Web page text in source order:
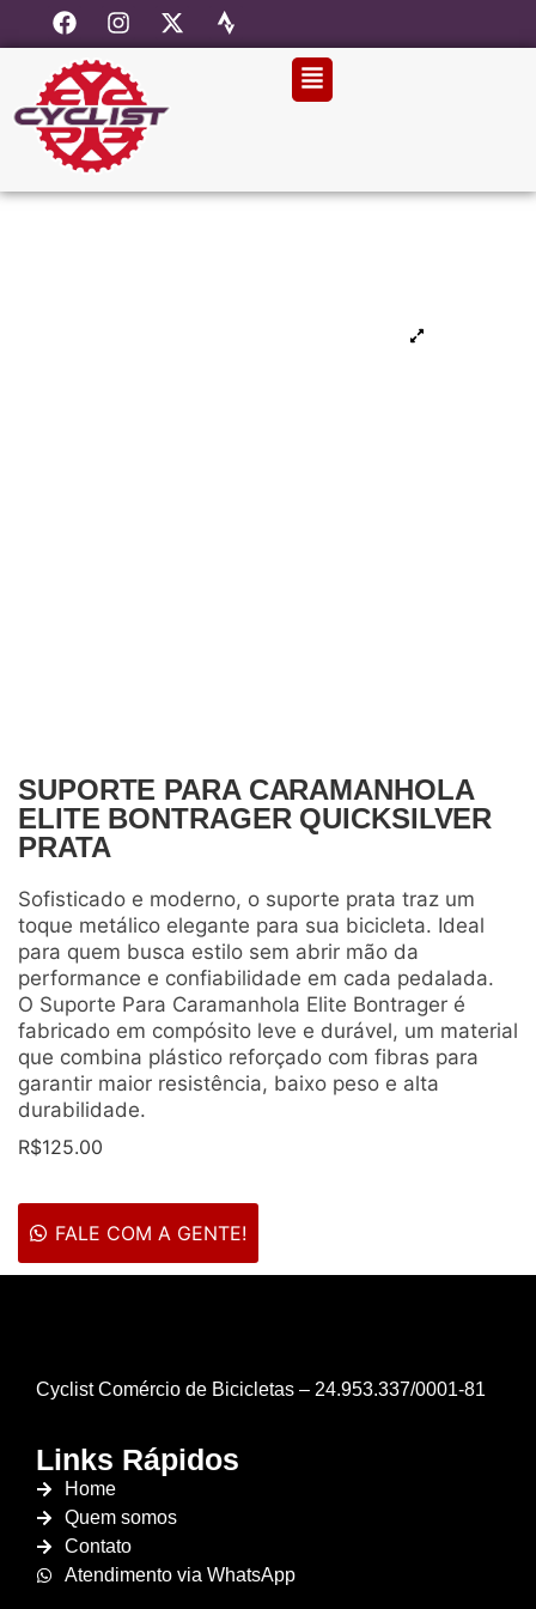
SUPORTE PARA CARAMANHOLA
ELITE BONTRAGER QUICKSILVER
PRATA
Sofisticado e moderno, o suporte prata traz um
toque metálico elegante para sua bicicleta. Ideal
para quem busca estilo sem abrir mão da
performance e confiabilidade em cada pedalada.
O Suporte Para Caramanhola Elite Bontrager é
fabricado em compósito leve e durável, um material
que combina plástico reforçado com fibras para
garantir maior resistência, baixo peso e alta
durabilidade.
R$125.00
FALE COM A GENTE!
Cyclist Comércio de Bicicletas – 24.953.337/0001-81
Links Rápidos
Home
Quem somos
Contato
Atendimento via WhatsApp